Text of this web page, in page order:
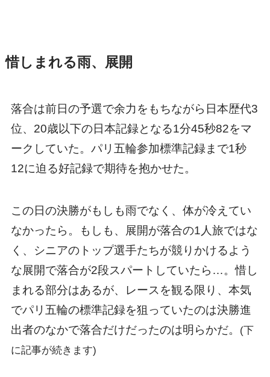
惜しまれる雨、展開
落合は前日の予選で余力をもちながら日本歴代3
位、20歳以下の日本記録となる1分45秒82をマ
ークしていた。パリ五輪参加標準記録まで1秒
12に迫る好記録で期待を抱かせた。
この日の決勝がもしも雨でなく、体が冷えてい
なかったら。もしも、展開が落合の1人旅ではな
く、シニアのトップ選手たちが競りかけるよう
な展開で落合が2段スパートしていたら…。惜し
まれる部分はあるが、レースを観る限り、本気
でパリ五輪の標準記録を狙っていたのは決勝進
出者のなかで落合だけだったのは明らかだ。
(下
に記事が続きます)